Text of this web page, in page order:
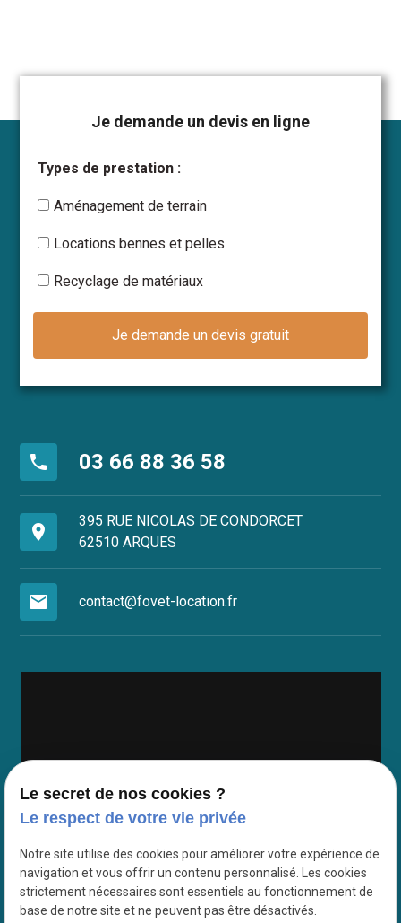
Je demande un devis en ligne
Types de prestation :
Aménagement de terrain
Locations bennes et pelles
Recyclage de matériaux
phone 03 66 88 36 58
place
395 RUE NICOLAS DE CONDORCET
62510 ARQUES
mail contact@fovet-location.fr
Le secret de nos cookies ?
Le respect de votre vie privée
Notre site utilise des cookies pour améliorer votre expérience de
navigation et vous offrir un contenu personnalisé. Les cookies
strictement nécessaires sont essentiels au fonctionnement de
base de notre site et ne peuvent pas être désactivés.